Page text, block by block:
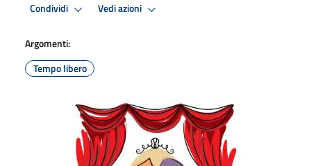
Condividi Vedi azioni
Argomenti:
Tempo libero